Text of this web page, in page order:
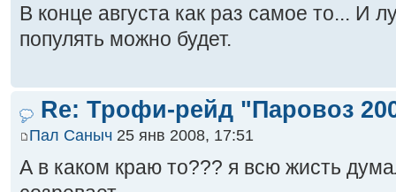
В конце августа как раз самое то... И
популять можно будет.
Re: Трофи-рейд "Паровоз
Пал Саныч 25 янв 2008, 17:51
А в каком краю то??? я всю жисть